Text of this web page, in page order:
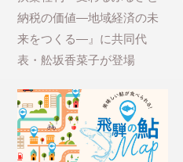
納税の価値―地域経済の未
来をつくる―』に共同代
表・舩坂香菜子が登場